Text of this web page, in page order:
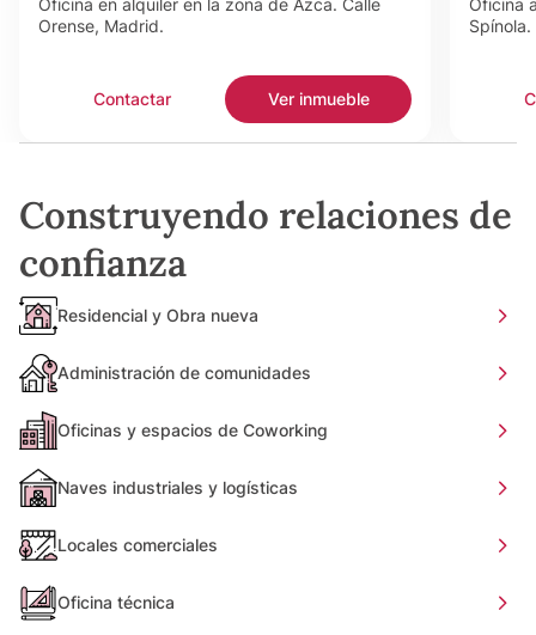
Oficina en alquiler en la zona de Azca. Calle
Orense, Madrid.
Contactar Ver inmueble
Oficina
Spínola.
Construyendo relaciones de
confianza
Residencial y Obra nueva
Administración de comunidades
Oficinas y espacios de Coworking
Naves industriales y logísticas
Locales comerciales
Oficina técnica